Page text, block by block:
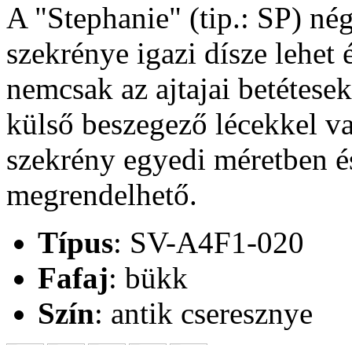
A "Stephanie" (tip.: SP)
szekrénye igazi dísze lehet
nemcsak az ajtajai
külső beszegező lécekkel
szekrény egyedi méretben
megrendelhető.
Típus: SV-A4F1-020
Fafaj: bükk
Szín: antik cseresznye